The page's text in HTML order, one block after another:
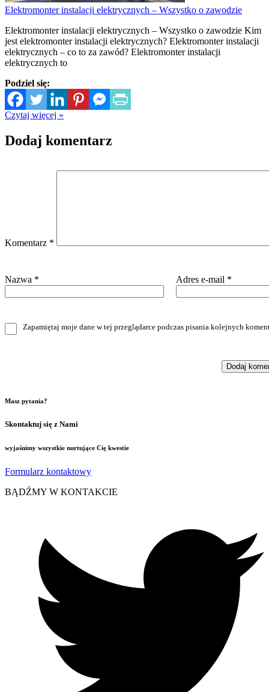
Elektromonter instalacji elektrycznych – Wszystko o zawodzie
Elektromonter instalacji elektrycznych – Wszystko o zawodzie Kim
jest elektromonter instalacji elektrycznych? Elektromonter instalacji
elektrycznych – co to za zawód? Elektromonter instalacji
elektrycznych to
Podziel się:
Czytaj więcej »
Dodaj komentarz
Komentarz *
Nazwa * Adres e-mail *
Zapamiętaj moje dane w tej przeglądarce podczas pisania kolejnych
Masz pytania?
Skontaktuj się z Nami
wyjaśnimy wszystkie nurtujące Cię kwestie
Formularz kontaktowy
BĄDŹMY W KONTAKCIE